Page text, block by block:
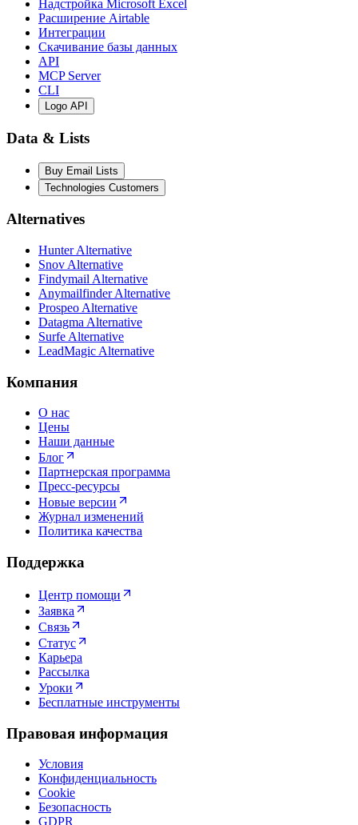
Надстройка Microsoft Excel
Расширение Airtable
Интеграции
Скачивание базы данных
API
MCP Server
CLI
Logo API
Data & Lists
Buy Email Lists
Technologies Customers
Alternatives
Hunter Alternative
Snov Alternative
Findymail Alternative
Anymailfinder Alternative
Prospeo Alternative
Datagma Alternative
Surfe Alternative
LeadMagic Alternative
Компания
О нас
Цены
Наши данные
Блог
Партнерская программа
Пресс-ресурсы
Новые версии
Журнал изменений
Политика качества
Поддержка
Центр помощи
Заявка
Связь
Статус
Карьера
Рассылка
Уроки
Бесплатные инструменты
Правовая информация
Условия
Конфиденциальность
Cookie
Безопасность
GDPR